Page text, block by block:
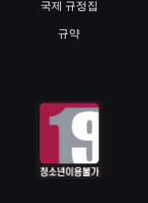
국제 규정집
규약